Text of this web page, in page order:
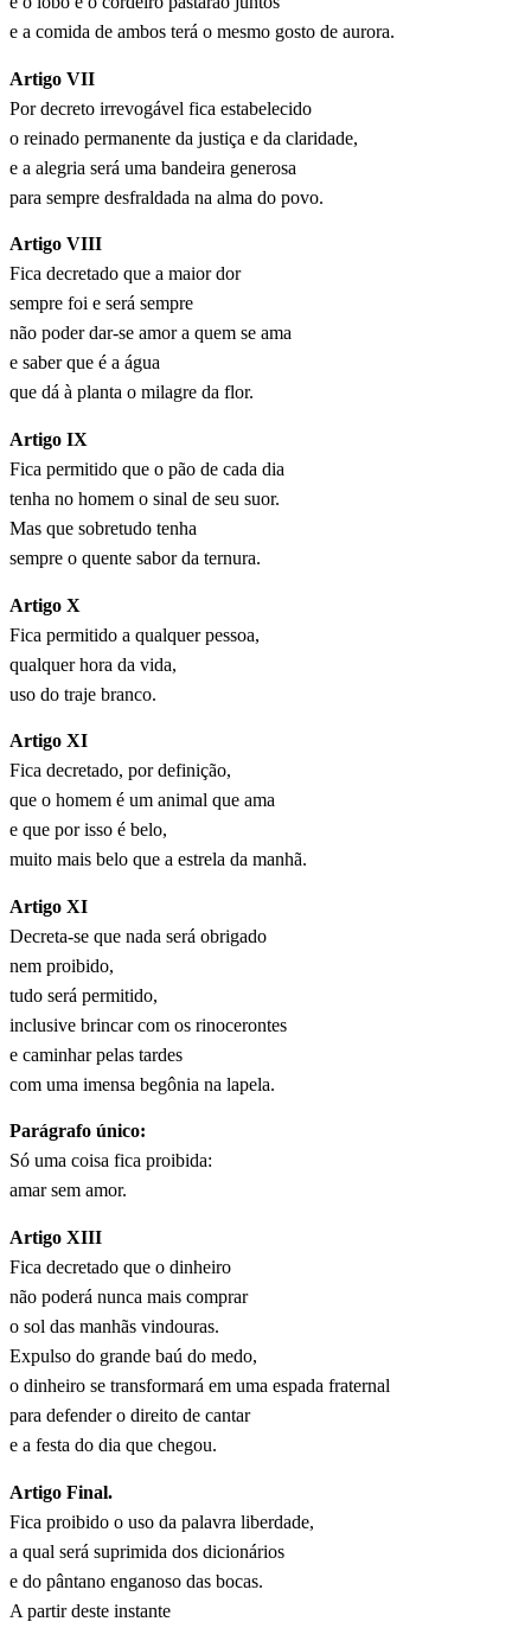
e a comida de ambos terá o mesmo gosto de aurora.
Artigo VII
Por decreto irrevogável fica estabelecido
o reinado permanente da justiça e da claridade,
e a alegria será uma bandeira generosa
para sempre desfraldada na alma do povo.
Artigo VIII
Fica decretado que a maior dor
sempre foi e será sempre
não poder dar-se amor a quem se ama
e saber que é a água
que dá à planta o milagre da flor.
Artigo IX
Fica permitido que o pão de cada dia
tenha no homem o sinal de seu suor.
Mas que sobretudo tenha
sempre o quente sabor da ternura.
Artigo X
Fica permitido a qualquer pessoa,
qualquer hora da vida,
uso do traje branco.
Artigo XI
Fica decretado, por definição,
que o homem é um animal que ama
e que por isso é belo,
muito mais belo que a estrela da manhã.
Artigo XI
Decreta-se que nada será obrigado
nem proibido,
tudo será permitido,
inclusive brincar com os rinocerontes
e caminhar pelas tardes
com uma imensa begônia na lapela.
Parágrafo único:
Só uma coisa fica proibida:
amar sem amor.
Artigo XIII
Fica decretado que o dinheiro
não poderá nunca mais comprar
o sol das manhãs vindouras.
Expulso do grande baú do medo,
o dinheiro se transformará em uma espada fraternal
para defender o direito de cantar
e a festa do dia que chegou.
Artigo Final.
Fica proibido o uso da palavra liberdade,
a qual será suprimida dos dicionários
e do pântano enganoso das bocas.
A partir deste instante